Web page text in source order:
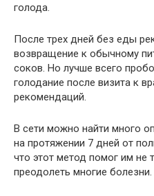
голода.
После трех дней без еды
возвращение к обычному
соков. Но лучше всего
голодание после визита к
рекомендаций.
В сети можно найти много
на протяжении 7 дней от
что этот метод помог им не
преодолеть многие болезни.